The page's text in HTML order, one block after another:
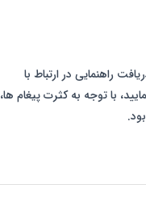
راهنمایی در ارتباط با
با توجه به کثرت پیغام ها،